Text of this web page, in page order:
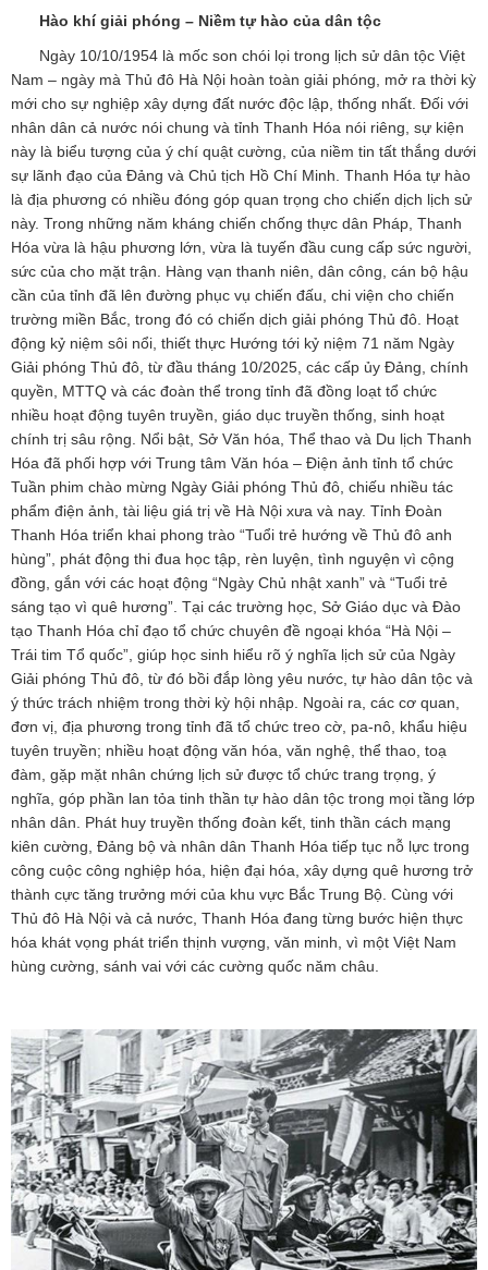
Hào khí giải phóng – Niềm tự hào của dân tộc
Ngày 10/10/1954 là mốc son chói lọi trong lịch sử dân tộc Việt
Nam – ngày mà Thủ đô Hà Nội hoàn toàn giải phóng, mở ra thời kỳ
mới cho sự nghiệp xây dựng đất nước độc lập, thống nhất. Đối với
nhân dân cả nước nói chung và tỉnh Thanh Hóa nói riêng, sự kiện
này là biểu tượng của ý chí quật cường, của niềm tin tất thắng dưới
sự lãnh đạo của Đảng và Chủ tịch Hồ Chí Minh. Thanh Hóa tự hào
là địa phương có nhiều đóng góp quan trọng cho chiến dịch lịch sử
này. Trong những năm kháng chiến chống thực dân Pháp, Thanh
Hóa vừa là hậu phương lớn, vừa là tuyến đầu cung cấp sức người,
sức của cho mặt trận. Hàng vạn thanh niên, dân công, cán bộ hậu
cần của tỉnh đã lên đường phục vụ chiến đấu, chi viện cho chiến
trường miền Bắc, trong đó có chiến dịch giải phóng Thủ đô. Hoạt
động kỷ niệm sôi nổi, thiết thực Hướng tới kỷ niệm 71 năm Ngày
Giải phóng Thủ đô, từ đầu tháng 10/2025, các cấp ủy Đảng, chính
quyền, MTTQ và các đoàn thể trong tỉnh đã đồng loạt tổ chức
nhiều hoạt động tuyên truyền, giáo dục truyền thống, sinh hoạt
chính trị sâu rộng. Nổi bật, Sở Văn hóa, Thể thao và Du lịch Thanh
Hóa đã phối hợp với Trung tâm Văn hóa – Điện ảnh tỉnh tổ chức
Tuần phim chào mừng Ngày Giải phóng Thủ đô, chiếu nhiều tác
phẩm điện ảnh, tài liệu giá trị về Hà Nội xưa và nay. Tỉnh Đoàn
Thanh Hóa triển khai phong trào “Tuổi trẻ hướng về Thủ đô anh
hùng”, phát động thi đua học tập, rèn luyện, tình nguyện vì cộng
đồng, gắn với các hoạt động “Ngày Chủ nhật xanh” và “Tuổi trẻ
sáng tạo vì quê hương”. Tại các trường học, Sở Giáo dục và Đào
tạo Thanh Hóa chỉ đạo tổ chức chuyên đề ngoại khóa “Hà Nội –
Trái tim Tổ quốc”, giúp học sinh hiểu rõ ý nghĩa lịch sử của Ngày
Giải phóng Thủ đô, từ đó bồi đắp lòng yêu nước, tự hào dân tộc và
ý thức trách nhiệm trong thời kỳ hội nhập. Ngoài ra, các cơ quan,
đơn vị, địa phương trong tỉnh đã tổ chức treo cờ, pa-nô, khẩu hiệu
tuyên truyền; nhiều hoạt động văn hóa, văn nghệ, thể thao, toạ
đàm, gặp mặt nhân chứng lịch sử được tổ chức trang trọng, ý
nghĩa, góp phần lan tỏa tinh thần tự hào dân tộc trong mọi tầng lớp
nhân dân. Phát huy truyền thống đoàn kết, tinh thần cách mạng
kiên cường, Đảng bộ và nhân dân Thanh Hóa tiếp tục nỗ lực trong
công cuộc công nghiệp hóa, hiện đại hóa, xây dựng quê hương trở
thành cực tăng trưởng mới của khu vực Bắc Trung Bộ. Cùng với
Thủ đô Hà Nội và cả nước, Thanh Hóa đang từng bước hiện thực
hóa khát vọng phát triển thịnh vượng, văn minh, vì một Việt Nam
hùng cường, sánh vai với các cường quốc năm châu.